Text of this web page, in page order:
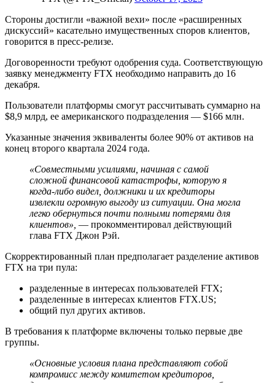
Стороны достигли «важной вехи» после «расширенных
дискуссий» касательно имущественных споров клиентов,
говорится в пресс-релизе.
Договоренности требуют одобрения суда. Соответствующую
заявку менеджменту FTX необходимо направить до 16
декабря.
Пользователи платформы смогут рассчитывать суммарно на
$8,9 млрд, ее американского подразделения — $166 млн.
Указанные значения эквиваленты более 90% от активов на
конец второго квартала 2024 года.
«Совместными усилиями, начиная с самой
сложной финансовой катастрофы, которую я
когда-либо видел, должники и их кредиторы
извлекли огромную выгоду из ситуации. Она могла
легко обернуться почти полными потерями для
клиентов», — прокомментировал действующий
глава FTX Джон Рэй.
Скорректированный план предполагает разделение активов
FTX на три пула:
разделенные в интересах пользователей FTX;
разделенные в интересах клиентов FTX.US;
общий пул других активов.
В требования к платформе включены только первые две
группы.
«Основные условия плана представляют собой
компромисс между комитетом кредиторов,